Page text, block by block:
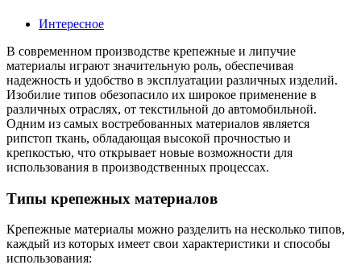
Интересное
В современном производстве крепежные и липучие
материалы играют значительную роль, обеспечивая
надежность и удобство в эксплуатации различных изделий.
Изобилие типов обезопасило их широкое применение в
различных отраслях, от текстильной до автомобильной.
Одним из самых востребованных материалов является
рипстоп ткань, обладающая высокой прочностью и
крепкостью, что открывает новые возможности для
использования в производственных процессах.
Типы крепежных материалов
Крепежные материалы можно разделить на несколько типов,
каждый из которых имеет свои характеристики и способы
использования: